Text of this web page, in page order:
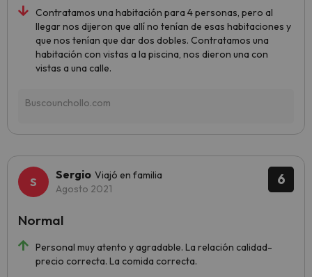
Contratamos una habitación para 4 personas, pero al
llegar nos dijeron que allí no tenían de esas habitaciones y
que nos tenían que dar dos dobles. Contratamos una
habitación con vistas a la piscina, nos dieron una con
vistas a una calle.
6
Sergio Viajó en familia
Agosto 2021
Personal muy atento y agradable. La relación calidad-
precio correcta. La comida correcta.
Normal